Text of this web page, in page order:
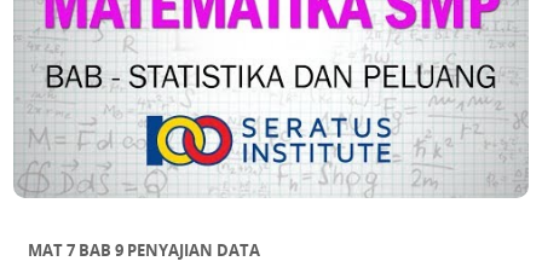
MAT 7 BAB 9 PENYAJIAN DATA